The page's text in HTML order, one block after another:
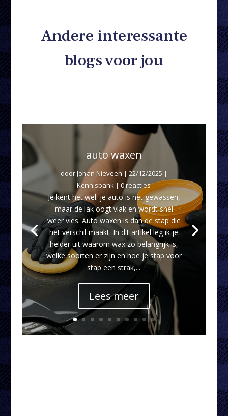
Andere interessante
blogs voor jou
auto waxen
doorJohan Nieveen | 22/12/2025 |
Kennisbank | 0 reacties
Je kent het wel: je auto is net gewassen,
maar de lak oogt vlak en wordt snel
weer vies. Auto waxen is dan de stap die
het verschil maakt. In dit artikel leg ik je
helder uit waarom wax zo belangrijk is,
welke soorten er zijn en hoe je stap voor
stap een strak,...
Lees meer